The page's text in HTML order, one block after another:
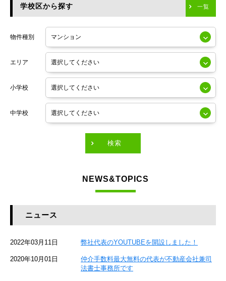
川崎市中原区
川崎市高津区
東京メトロ日比谷線
小田急線
東京メトロ半蔵門線
東京メトロ副都心線
東京メトロ有楽町線
JR総武本線
京成本線
学校区から探す 一覧
物件種別
エリア
小学校
中学校
検索
NEWS&TOPICS
ニュース
2022年03月11日 弊社代表のYOUTUBEを開設しました！
2020年10月01日
仲介手数料最大無料の代表が不動産会社兼司
法書士事務所です